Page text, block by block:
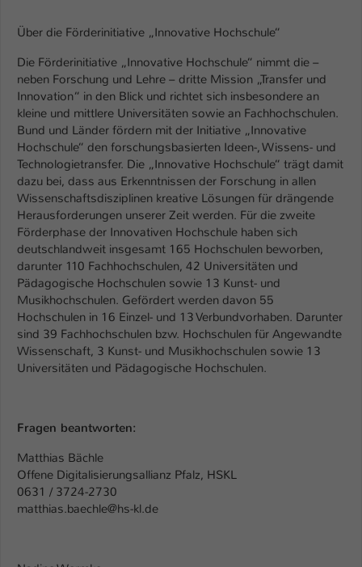
Über die Förderinitiative „Innovative Hochschule“
Die Förderinitiative „Innovative Hochschule“ nimmt die –
neben Forschung und Lehre – dritte Mission „Transfer und
Innovation“ in den Blick und richtet sich insbesondere an
kleine und mittlere Universitäten sowie an Fachhochschulen.
Bund und Länder fördern mit der Initiative „Innovative
Hochschule“ den forschungsbasierten Ideen-, Wissens- und
Technologietransfer. Die „Innovative Hochschule“ trägt damit
dazu bei, dass aus Erkenntnissen der Forschung in allen
Wissenschaftsdisziplinen kreative Lösungen für drängende
Herausforderungen unserer Zeit werden. Für die zweite
Förderphase der Innovativen Hochschule haben sich
deutschlandweit insgesamt 165 Hochschulen beworben,
darunter 110 Fachhochschulen, 42 Universitäten und
Pädagogische Hochschulen sowie 13 Kunst- und
Musikhochschulen. Gefördert werden davon 55
Hochschulen in 16 Einzel- und 13 Verbundvorhaben. Darunter
sind 39 Fachhochschulen bzw. Hochschulen für Angewandte
Wissenschaft, 3 Kunst- und Musikhochschulen sowie 13
Universitäten und Pädagogische Hochschulen.
Fragen beantworten:
Matthias Bächle
Offene Digitalisierungsallianz Pfalz, HSKL
0631 / 3724-2730
matthias.baechle@hs-kl.de